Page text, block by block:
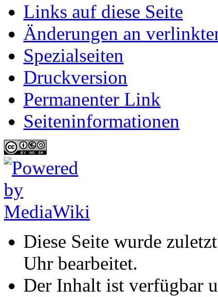
Links auf diese Seite
Änderungen an
Spezialseiten
Druckversion
Permanenter Link
Seiten­informationen
Diese Seite wurde
Uhr bearbeitet.
Der Inhalt ist verfügbar